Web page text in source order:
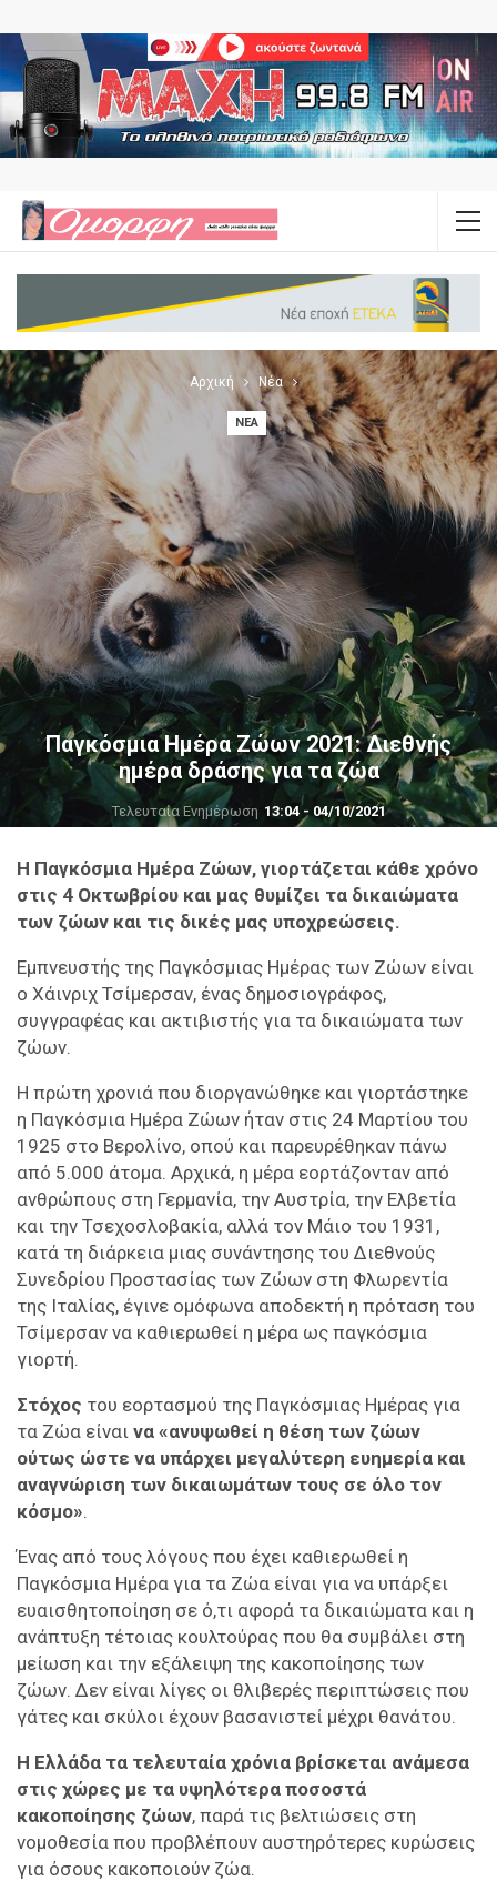
Αρχική Νέα
ΝΈΑ
Παγκόσμια Ημέρα Ζώων 2021: Διεθνής
ημέρα δράσης για τα ζώα
Τελευταία Ενημέρωση 13:04 - 04/10/2021
H Παγκόσμια Ημέρα Ζώων, γιορτάζεται κάθε χρόνο
στις 4 Οκτωβρίου και μας θυμίζει τα δικαιώματα
των ζώων και τις δικές μας υποχρεώσεις.
Eμπνευστής της Παγκόσμιας Ημέρας των Ζώων είναι
ο Χάινριχ Τσίμερσαν, ένας δημοσιογράφος,
συγγραφέας και ακτιβιστής για τα δικαιώματα των
ζώων.
Η πρώτη χρονιά που διοργανώθηκε και γιορτάστηκε
η Παγκόσμια Ημέρα Ζώων ήταν στις 24 Μαρτίου του
1925 στο Βερολίνο, οπού και παρευρέθηκαν πάνω
από 5.000 άτομα. Αρχικά, η μέρα εορτάζονταν από
ανθρώπους στη Γερμανία, την Αυστρία, την Ελβετία
και την Τσεχοσλοβακία, αλλά τον Μάιο του 1931,
κατά τη διάρκεια μιας συνάντησης του Διεθνούς
Συνεδρίου Προστασίας των Ζώων στη Φλωρεντία
της Ιταλίας, έγινε ομόφωνα αποδεκτή η πρόταση του
Τσίμερσαν να καθιερωθεί η μέρα ως παγκόσμια
γιορτή.
Στόχος του εορτασμού της Παγκόσμιας Ημέρας για
τα Ζώα είναι να «ανυψωθεί η θέση των ζώων
ούτως ώστε να υπάρχει μεγαλύτερη ευημερία και
αναγνώριση των δικαιωμάτων τους σε όλο τον
κόσμο».
Ένας από τους λόγους που έχει καθιερωθεί η
Παγκόσμια Ημέρα για τα Ζώα είναι για να υπάρξει
ευαισθητοποίηση σε ό,τι αφορά τα δικαιώματα και η
ανάπτυξη τέτοιας κουλτούρας που θα συμβάλει στη
μείωση και την εξάλειψη της κακοποίησης των
ζώων. Δεν είναι λίγες οι θλιβερές περιπτώσεις που
γάτες και σκύλοι έχουν βασανιστεί μέχρι θανάτου.
Η Ελλάδα τα τελευταία χρόνια βρίσκεται ανάμεσα
στις χώρες με τα υψηλότερα ποσοστά
κακοποίησης ζώων, παρά τις βελτιώσεις στη
νομοθεσία που προβλέπουν αυστηρότερες κυρώσεις
για όσους κακοποιούν ζώα.